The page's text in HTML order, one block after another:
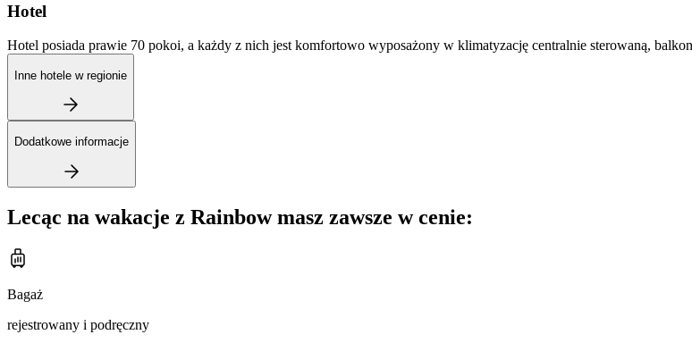
Hotel
Hotel posiada prawie 70 pokoi, a każdy z nich jest komfortowo wyposażony w klimatyzację centralnie sterowaną,
Inne hotele w regionie
Dodatkowe informacje
Lecąc na wakacje z Rainbow masz zawsze w cenie:
Bagaż
rejestrowany i podręczny